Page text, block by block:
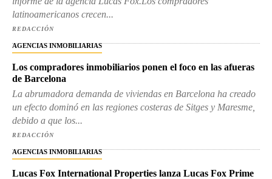
latinoamericanos crecen...
REDACCIÓN
AGENCIAS INMOBILIARIAS
Los compradores inmobiliarios ponen el foco en las afueras
de Barcelona
La abrumadora demanda de viviendas en Barcelona ha creado
un efecto dominó en las regiones costeras de Sitges y Maresme,
debido a que los...
REDACCIÓN
AGENCIAS INMOBILIARIAS
Lucas Fox International Properties lanza Lucas Fox Prime